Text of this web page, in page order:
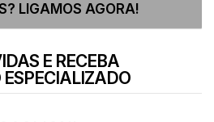
LIGAMOS AGORA!
E RECEBA